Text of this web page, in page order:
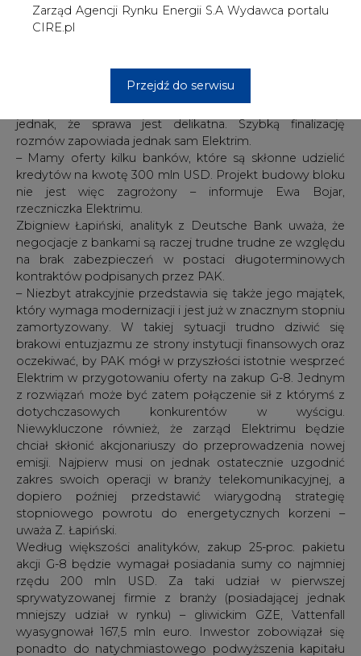
Zarząd Agencji Rynku Energii S.A Wydawca portalu
CIRE.pl
Przejdź do serwisu
PAK o wartości 377 mln euro). Dotąd zgromadzono
jednak tylko część kwoty wymaganej przez tę inwestycję
(Elektrim wpłacił w marcu ub.r. 100 mln USD w ramach
Przedłużeniu ulegają rozmowy z bankami na temat
udziału w finansowaniu przedsięwzięcia. Przedstawiciele
PAK odmawiają komentarzy o ich przebiegu, przyznają
jednak, że sprawa jest delikatna. Szybką finalizację
rozmów zapowiada jednak sam Elektrim.
– Mamy oferty kilku banków, które są skłonne udzielić
kredytów na kwotę 300 mln USD. Projekt budowy bloku
nie jest więc zagrożony – informuje Ewa Bojar,
rzeczniczka Elektrimu.
Zbigniew Łapiński, analityk z Deutsche Bank uważa, że
negocjacje z bankami są raczej trudne trudne ze względu
na brak zabezpieczeń w postaci długoterminowych
kontraktów podpisanych przez PAK.
– Niezbyt atrakcyjnie przedstawia się także jego majątek,
który wymaga modernizacji i jest już w znacznym stopniu
zamortyzowany. W takiej sytuacji trudno dziwić się
brakowi entuzjazmu ze strony instytucji finansowych oraz
oczekiwać, by PAK mógł w przyszłości istotnie wesprzeć
Elektrim w przygotowaniu oferty na zakup G-8. Jednym
z rozwiązań może być zatem połączenie sił z którymś z
dotychczasowych konkurentów w wyścigu.
Niewykluczone również, że zarząd Elektrimu będzie
chciał skłonić akcjonariuszy do przeprowadzenia nowej
emisji. Najpierw musi on jednak ostatecznie uzgodnić
zakres swoich operacji w branży telekomunikacyjnej, a
dopiero poźniej przedstawić wiarygodną strategię
stopniowego powrotu do energetycznych korzeni –
uważa Z. Łapiński.
Według większości analityków, zakup 25-proc. pakietu
akcji G-8 będzie wymagał posiadania sumy co najmniej
rzędu 200 mln USD. Za taki udział w pierwszej
sprywatyzowanej firmie z branży (posiadającej jednak
mniejszy udział w rynku) – gliwickim GZE, Vattenfall
wyasygnował 167,5 mln euro. Inwestor zobowiązał się
ponadto do natychmiastowego podwyższenia kapitału